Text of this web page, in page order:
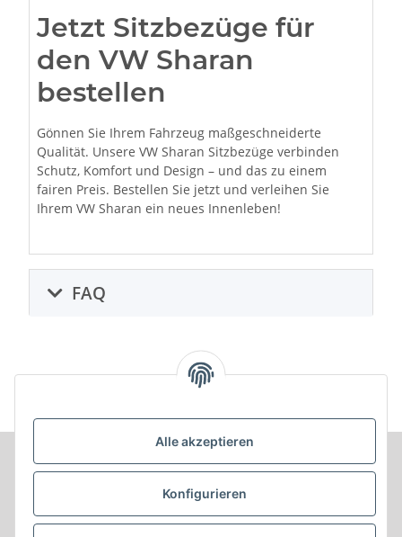
Alle akzeptieren
Konfigurieren
Jetzt Sitzbezüge für
den VW Sharan
bestellen
Gönnen Sie Ihrem Fahrzeug maßgeschneiderte
Qualität. Unsere VW Sharan Sitzbezüge verbinden
Schutz, Komfort und Design – und das zu einem
fairen Preis. Bestellen Sie jetzt und verleihen Sie
Ihrem VW Sharan ein neues Innenleben!
FAQ
Informationen
Produkt Informationen